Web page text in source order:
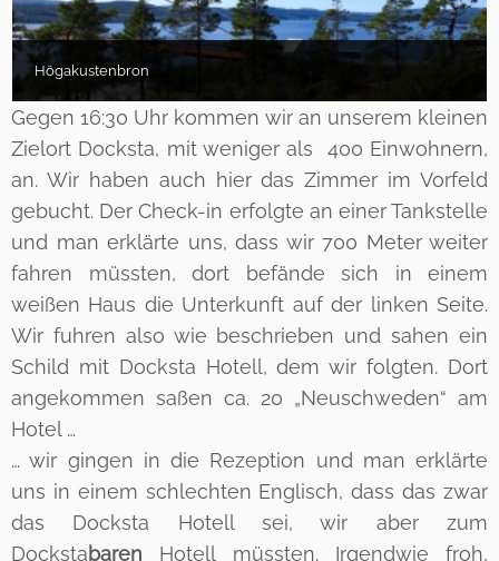
Högakustenbron
Gegen 16:30 Uhr kommen wir an unserem kleinen
Zielort Docksta, mit weniger als 400 Einwohnern,
an. Wir haben auch hier das Zimmer im Vorfeld
gebucht. Der Check-in erfolgte an einer Tankstelle
und man erklärte uns, dass wir 700 Meter weiter
fahren müssten, dort befände sich in einem
weißen Haus die Unterkunft auf der linken Seite.
Wir fuhren also wie beschrieben und sahen ein
Schild mit Docksta Hotell, dem wir folgten. Dort
angekommen saßen ca. 20 „Neuschweden“ am
Hotel …
… wir gingen in die Rezeption und man erklärte
uns in einem schlechten Englisch, dass das zwar
das Docksta Hotell sei, wir aber zum
Dockstabaren Hotell müssten. Irgendwie froh,